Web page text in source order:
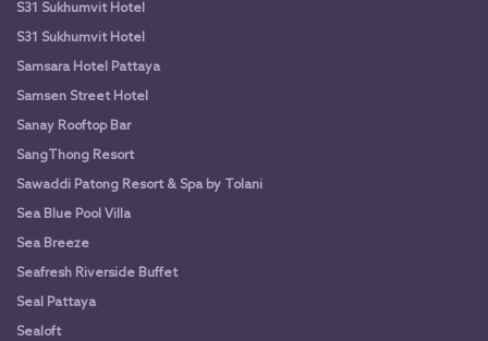
S31 Sukhumvit Hotel
S31 Sukhumvit Hotel
Samsara Hotel Pattaya
Samsen Street Hotel
Sanay Rooftop Bar
SangThong Resort
Sawaddi Patong Resort & Spa by Tolani
Sea Blue Pool Villa
Sea Breeze
Seafresh Riverside Buffet
Seal Pattaya
Sealoft